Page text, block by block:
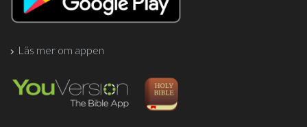
Läs mer om appen